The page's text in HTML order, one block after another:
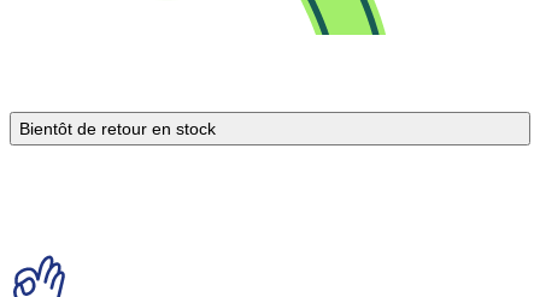
Bientôt de retour en stock